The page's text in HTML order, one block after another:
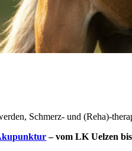
Schmerz- und (Reha)-
– vom LK Uelzen